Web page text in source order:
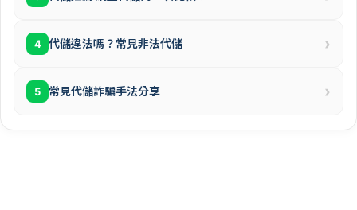
4 代儲違法嗎？常見非法代儲 ›
5 常見代儲詐騙手法分享 ›